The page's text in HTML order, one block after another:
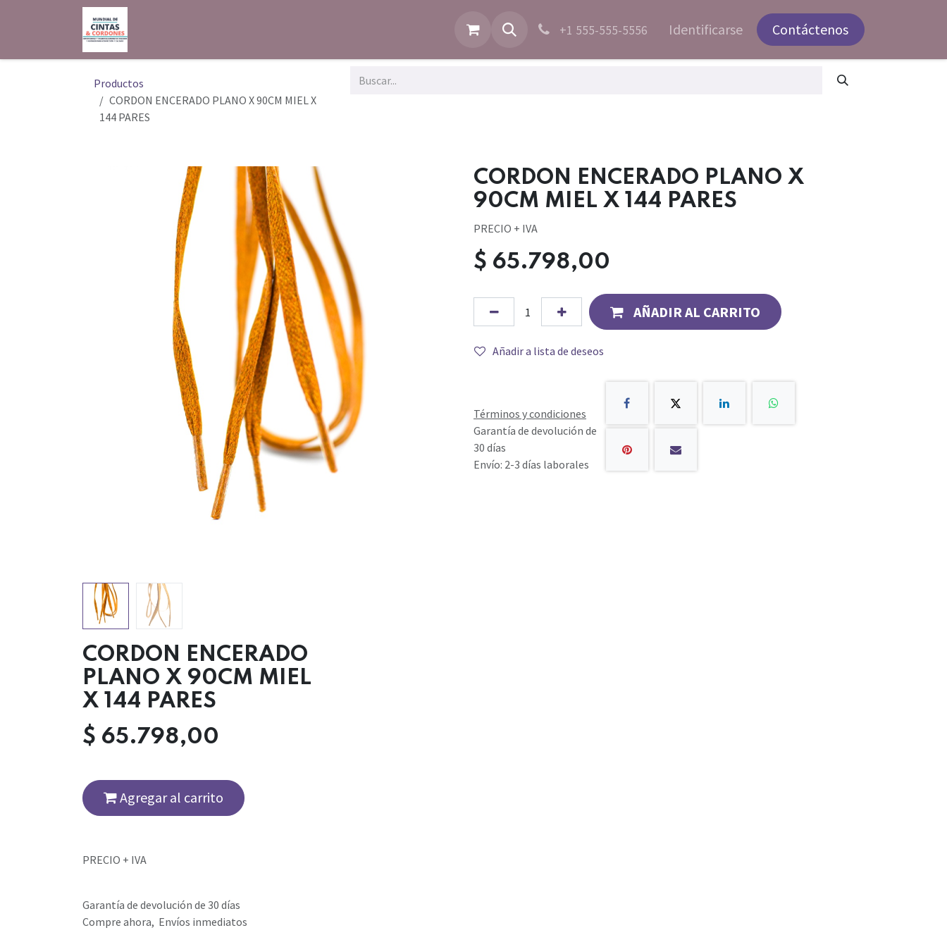
+1 555-555-5556 Identificarse Contáctenos
Productos
CORDON ENCERADO PLANO X 90CM MIEL X
144 PARES
CORDON ENCERADO PLANO X
90CM MIEL X 144 PARES
PRECIO + IVA
$ 65.798,00
AÑADIR AL CARRITO
Añadir a lista de deseos
Términos y condiciones
Garantía de devolución de
30 días
Envío: 2-3 días laborales
CORDON ENCERADO
PLANO X 90CM MIEL
X 144 PARES
$ 65.798,00
Agregar al carrito
PRECIO + IVA
Garantía de devolución de 30 días
Compre ahora, Envíos inmediatos